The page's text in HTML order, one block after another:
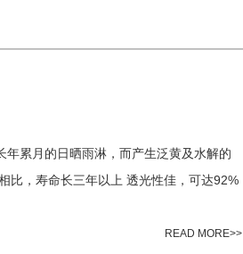
年累月的日晒雨淋，而产生泛黄及水解的
比，寿命长三年以上 透光性佳，可达92%
READ MORE>>